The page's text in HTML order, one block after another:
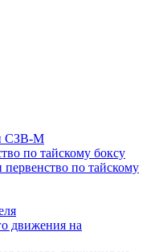
СЗВ-М
по тайскому